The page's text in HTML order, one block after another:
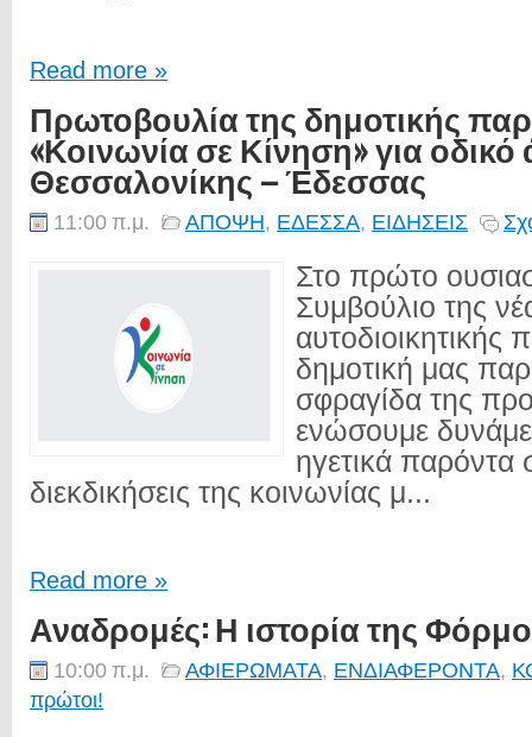
Read more »
Πρωτοβουλία της δημοτικής
«Κοινωνία σε Κίνηση» για οδικό
Θεσσαλονίκης – Έδεσσας
11:00 π.μ. ΑΠΟΨΗ, ΕΔΕΣΣΑ, ΕΙΔΗΣΕΙΣ
Στο πρώτο
Συμβούλιο της
αυτοδιοικητικής
δημοτική μας
σφραγίδα της
ενώσουμε
ηγετικά παρόντα
διεκδικήσεις της κοινωνίας μ...
Read more »
Αναδρομές: Η ιστορία της
10:00 π.μ. ΑΦΙΕΡΩΜΑΤΑ, ΕΝΔΙΑΦΕΡΟΝΤΑ,
πρώτοι!